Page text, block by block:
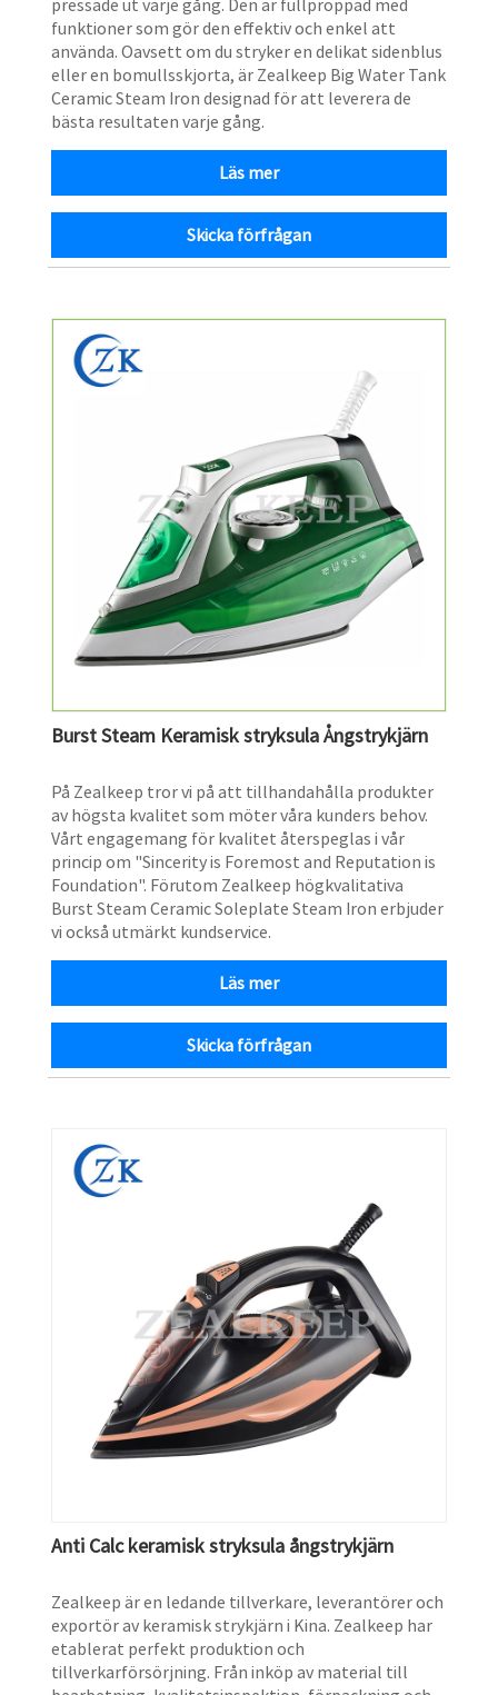
pressade ut varje gång. Den är fullproppad med
funktioner som gör den effektiv och enkel att
använda. Oavsett om du stryker en delikat sidenblus
eller en bomullsskjorta, är Zealkeep Big Water Tank
Ceramic Steam Iron designad för att leverera de
bästa resultaten varje gång.
Läs mer
Skicka förfrågan
Burst Steam Keramisk stryksula Ångstrykjärn
​På Zealkeep tror vi på att tillhandahålla produkter
av högsta kvalitet som möter våra kunders behov.
Vårt engagemang för kvalitet återspeglas i vår
princip om "Sincerity is Foremost and Reputation is
Foundation". Förutom Zealkeep högkvalitativa
Burst Steam Ceramic Soleplate Steam Iron erbjuder
vi också utmärkt kundservice.
Läs mer
Skicka förfrågan
Anti Calc keramisk stryksula ångstrykjärn
Zealkeep är en ledande tillverkare, leverantörer och
exportör av keramisk strykjärn i Kina. Zealkeep har
etablerat perfekt produktion och
tillverkarförsörjning. Från inköp av material till